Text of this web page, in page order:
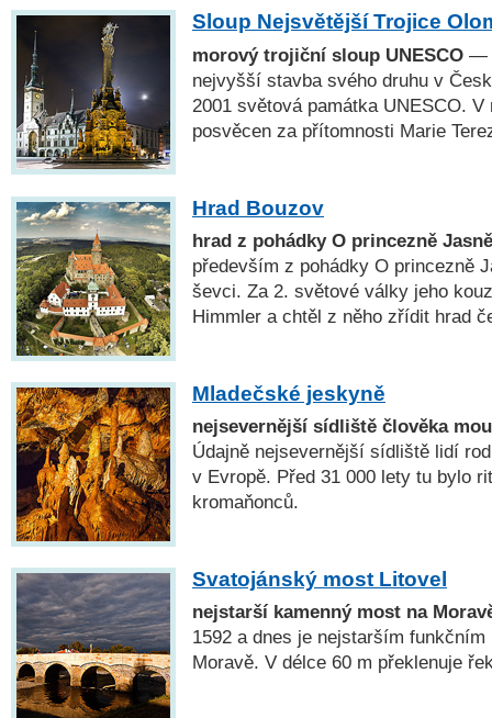
Sloup Nejsvětější Trojice
morový trojiční sloup UNESCO —
nejvyšší stavba svého druhu v
2001 světová památka UNESCO.
posvěcen za přítomnosti Marie
Hrad Bouzov
hrad z pohádky O princezně
především z pohádky O princezně
ševci. Za 2. světové války jeho
Himmler a chtěl z něho zřídit hrad
Mladečské jeskyně
nejsevernější sídliště člověka
Údajně nejsevernější sídliště lidí
v Evropě. Před 31 000 lety tu bylo
kromaňonců.
Svatojánský most Litovel
nejstarší kamenný most na
1592 a dnes je nejstarším
Moravě. V délce 60 m překlenuje